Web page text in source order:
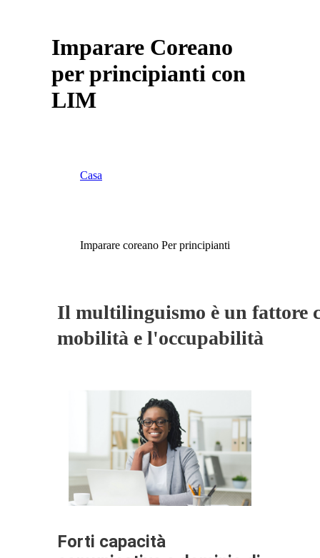
Imparare Coreano
per principianti con
LIM
Casa
Imparare coreano Per principianti
Il multilinguismo è un fattore
mobilità e l'occupabilità
Forti capacità